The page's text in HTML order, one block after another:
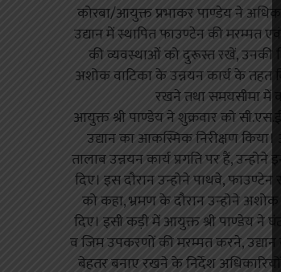
कोरबा/आयुक्त प्रभाकर पाण्डेय ने
उद्यान में स्थापित फाउण्टेन की मरम्मत
की व्यवस्थाओं को दुरूस्त रखें, उनकी
अशोक वाटिका के उन्नयन कार्य के तहत
रखने तथा समयसीमा में
आयुक्त श्री पाण्डेय ने शुक्रवार को
उद्यान का आकस्मिक निरीक्षण
तालाब उन्नयन कार्य प्रगति पर हैं,
दिए। इस दौरान उन्होने पाथवे,
को कहा, भ्रमण के दौरान उन्होने
दिए। इसी कड़ी में आयुक्त श्री पाण्डेय ने
व जिम उपकरणों की मरम्मत करने,
बेहतर बनाए रखने के निर्देश अधिकारियों